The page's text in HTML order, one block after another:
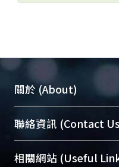
關於 (About)
臺大位居世界頂尖大
展現本校豐碩的研究
機構典藏（NTUR）
聯絡資訊 (Contact
總館學科館員(Main
相關網站 (Useful